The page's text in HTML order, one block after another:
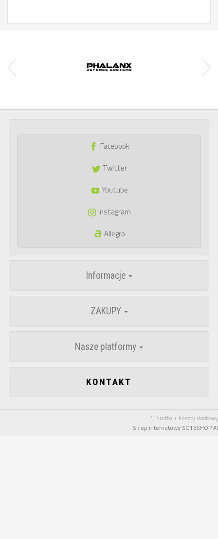
Facebook
Twitter
Youtube
Instagram
Allegro
Informacje
ZAKUPY
Nasze platformy
KONTAKT
*) brutto + koszty dostawy
Sklep internetowy SOTESHOP AI